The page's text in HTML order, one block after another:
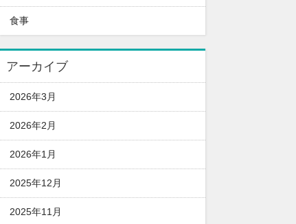
食事
アーカイブ
2026年3月
2026年2月
2026年1月
2025年12月
2025年11月